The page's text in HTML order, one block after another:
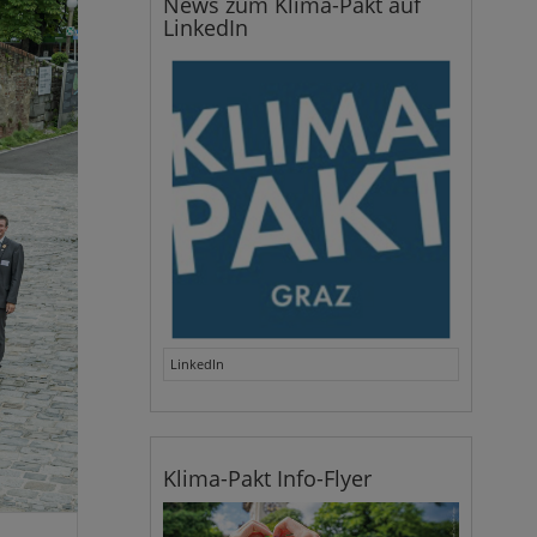
LinkedIn
LinkedIn
Klima-Pakt Info-Flyer